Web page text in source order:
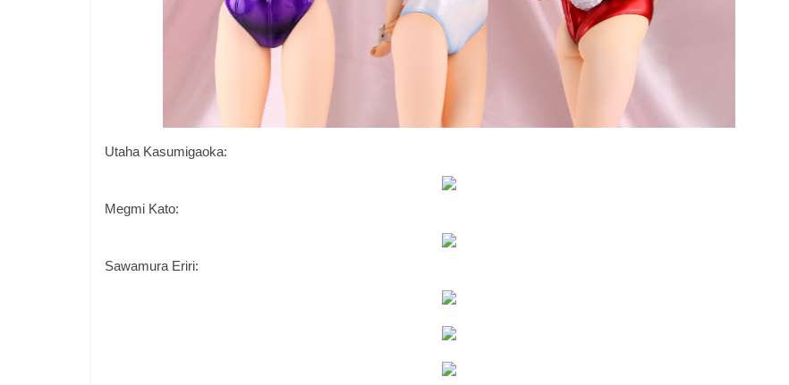
Utaha Kasumigaoka:
Megmi Kato:
Sawamura Eriri: